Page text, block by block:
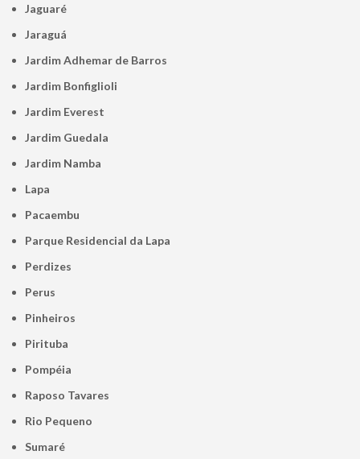
Jaguaré
Jaraguá
Jardim Adhemar de Barros
Jardim Bonfiglioli
Jardim Everest
Jardim Guedala
Jardim Namba
Lapa
Pacaembu
Parque Residencial da Lapa
Perdizes
Perus
Pinheiros
Pirituba
Pompéia
Raposo Tavares
Rio Pequeno
Sumaré